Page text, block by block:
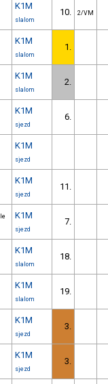
K1M
slalom
10. 2/VM
K1M
slalom
1.
K1M
slalom
2.
K1M
sjezd
6.
K1M
sjezd
K1M
sjezd
11.
K1M
sjezd
7.
K1M
slalom
18.
K1M
slalom
19.
K1M
sjezd
3.
K1M
sjezd
3.